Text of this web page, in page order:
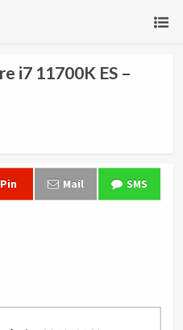
i7 11700K ES –
Pin Mail SMS